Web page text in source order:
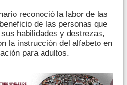
reconoció la labor de las
de las personas que
habilidades y destrezas,
la instrucción del alfabeto en
para adultos.